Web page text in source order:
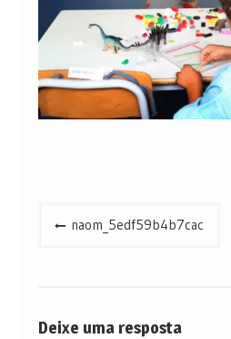
Navegação
naom_5edf59b4b7cac
Deixe uma resposta